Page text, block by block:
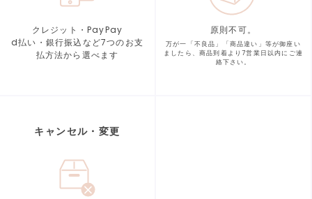
クレジット・PayPay
d払い・銀行振込など7つのお支
払方法から選べます
原則不可。
万が一「不良品」「商品違い」等が御座い
ましたら、商品到着より7営業日以内にご連
絡下さい。
キャンセル・変更